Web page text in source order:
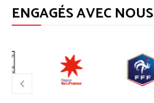
ENGAGÉS AVEC NOUS